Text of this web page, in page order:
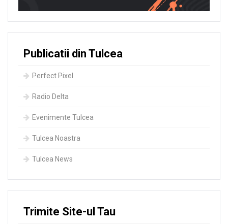
Publicatii din Tulcea
Perfect Pixel
Radio Delta
Evenimente Tulcea
Tulcea Noastra
Tulcea News
Trimite Site-ul Tau